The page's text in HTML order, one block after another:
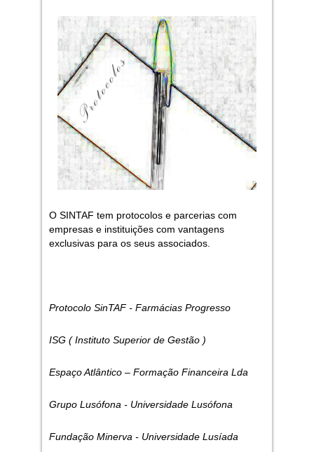
O SINTAF tem protocolos e parcerias com
empresas e instituições com vantagens
exclusivas para os seus associados.
Protocolo SinTAF - Farmácias Progresso
ISG ( Instituto Superior de Gestão )
Espaço Atlântico – Formação Financeira Lda
Grupo Lusófona - Universidade Lusófona
Fundação Minerva - Universidade Lusíada